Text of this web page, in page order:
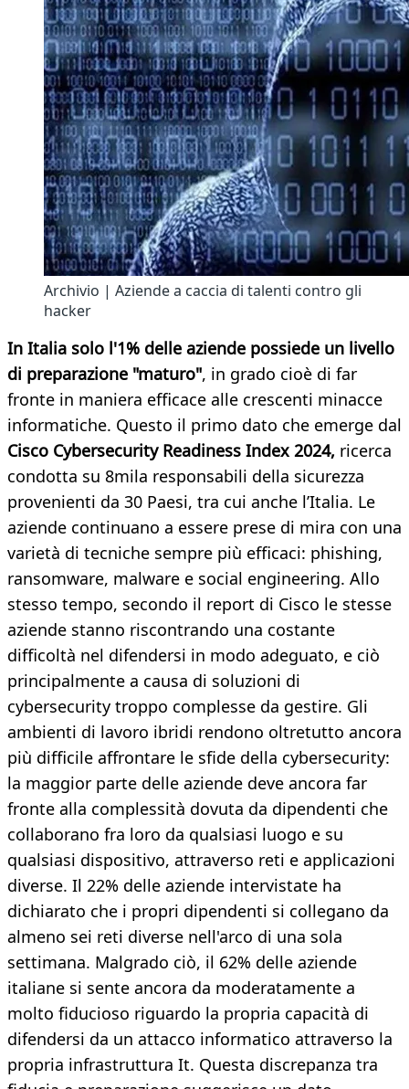
Archivio | Aziende a caccia di talenti contro gli
hacker
In Italia solo l'1% delle aziende possiede un livello
di preparazione "maturo", in grado cioè di far
fronte in maniera efficace alle crescenti minacce
informatiche. Questo il primo dato che emerge dal
Cisco Cybersecurity Readiness Index 2024, ricerca
condotta su 8mila responsabili della sicurezza
provenienti da 30 Paesi, tra cui anche l’Italia. Le
aziende continuano a essere prese di mira con una
varietà di tecniche sempre più efficaci: phishing,
ransomware, malware e social engineering. Allo
stesso tempo, secondo il report di Cisco le stesse
aziende stanno riscontrando una costante
difficoltà nel difendersi in modo adeguato, e ciò
principalmente a causa di soluzioni di
cybersecurity troppo complesse da gestire. Gli
ambienti di lavoro ibridi rendono oltretutto ancora
più difficile affrontare le sfide della cybersecurity:
la maggior parte delle aziende deve ancora far
fronte alla complessità dovuta da dipendenti che
collaborano fra loro da qualsiasi luogo e su
qualsiasi dispositivo, attraverso reti e applicazioni
diverse. Il 22% delle aziende intervistate ha
dichiarato che i propri dipendenti si collegano da
almeno sei reti diverse nell'arco di una sola
settimana. Malgrado ciò, il 62% delle aziende
italiane si sente ancora da moderatamente a
molto fiducioso riguardo la propria capacità di
difendersi da un attacco informatico attraverso la
propria infrastruttura It. Questa discrepanza tra